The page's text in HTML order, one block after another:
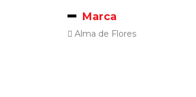
Marca
Alma de Flores